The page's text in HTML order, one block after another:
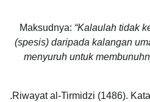
Maksudnya: “Kalaulah tidak
(spesis) daripada kalangan
menyuruh untuk
Riwayat al-Tirmidzi (1486).